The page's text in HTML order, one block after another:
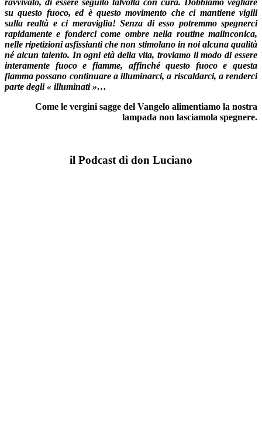
ravvivato, di essere segui­to talvolta con cura. Dobbiamo vegliare
su questo fuoco, ed è questo movimento che ci mantiene vigili
sulla realtà e ci meraviglia! Senza di esso potremmo spegnerci
rapidamente e fonderci come ombre nella routine malinconica,
nelle ripetizioni asfissianti che non stimolano in noi alcuna qualità
né alcun talen­to. In ogni età della vita, troviamo il modo di essere
interamente fuoco e fiamme, affinché questo fuoco e questa
fiamma possano continuare a illuminarci, a riscaldarci, a renderci
parte degli « illuminati »…
Come le vergini sagge del Vangelo alimentiamo la nostra
lampada non lasciamola spegnere.
il Podcast di don Luciano